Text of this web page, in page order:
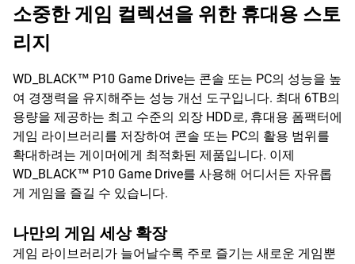
소중한 게임 컬렉션을 위한 휴대용 스토
리지
WD_BLACK™ P10 Game Drive는 콘솔 또는 PC의 성능을 높
여 경쟁력을 유지해주는 성능 개선 도구입니다. 최대 6TB의
용량을 제공하는 최고 수준의 외장 HDD로, 휴대용 폼팩터에
게임 라이브러리를 저장하여 콘솔 또는 PC의 활용 범위를
확대하려는 게이머에게 최적화된 제품입니다. 이제
WD_BLACK™ P10 Game Drive를 사용해 어디서든 자유롭
게 게임을 즐길 수 있습니다.
나만의 게임 세상 확장
게임 라이브러리가 늘어날수록 주로 즐기는 새로운 게임뿐